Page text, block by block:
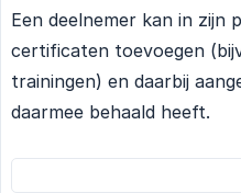
Een deelnemer kan in
certificaten toevoegen
trainingen) en daarbij
daarmee behaald heeft.